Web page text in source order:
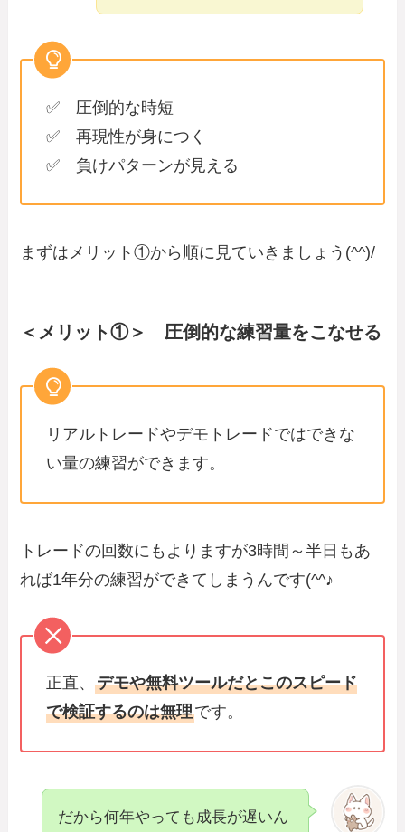
✅ 圧倒的な時短
✅ 再現性が身につく
✅ 負けパターンが見える
まずはメリット①から順に見ていきましょう(^^)/
＜メリット①＞ 圧倒的な練習量をこなせる
リアルトレードやデモトレードではできな
い量の練習ができます。
トレードの回数にもよりますが3時間～半日もあ
れば1年分の練習ができてしまうんです(^^♪
正直、デモや無料ツールだとこのスピード
で検証するのは無理です。
だから何年やっても成長が遅いん